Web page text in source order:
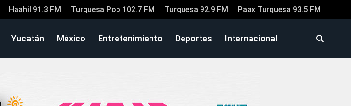
Haahil 91.3 FM Turquesa Pop 102.7 FM Turquesa 92.9 FM Paax Turquesa 93.5 FM
Yucatán México Entretenimiento Deportes Internacional